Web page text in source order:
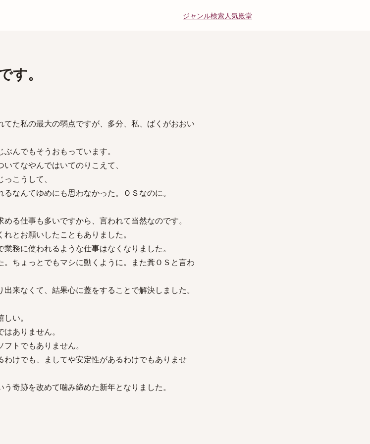
ジャンル検索人気殿堂
す。
た私の最大の弱点ですが、多分、私、ばくがおおい
んでもそうおもっています。
てなやんではいてのりこえて、
こうして、
なんてゆめにも思わなかった。ＯＳなのに。
る仕事も多いですから、言われて当然なのです。
とお願いしたこともありました。
務に使われるような仕事はなくなりました。
ちょっとでもマシに動くように。また糞ＯＳと言わ
来なくて、結果心に蓋をすることで解決しました。
い。
ありません。
トでもありません。
けでも、ましてや安定性があるわけでもありませ
奇跡を改めて噛み締めた新年となりました。